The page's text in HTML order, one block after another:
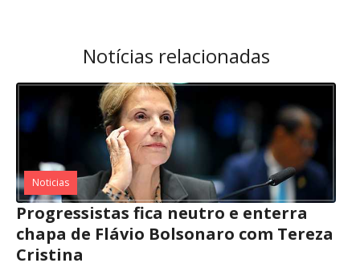
Notícias relacionadas
Noticias
Progressistas fica neutro e enterra
chapa de Flávio Bolsonaro com Tereza
Cristina